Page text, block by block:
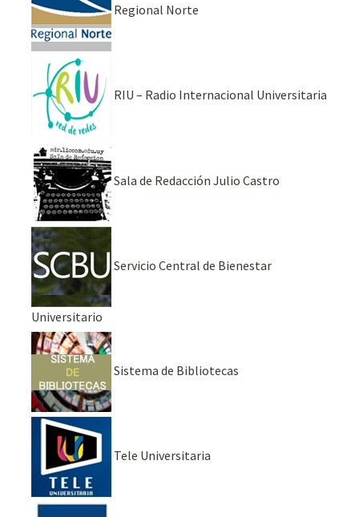
Regional Norte
RIU – Radio Internacional Universitaria
Sala de Redacción Julio Castro
Servicio Central de Bienestar
Universitario
Sistema de Bibliotecas
Tele Universitaria